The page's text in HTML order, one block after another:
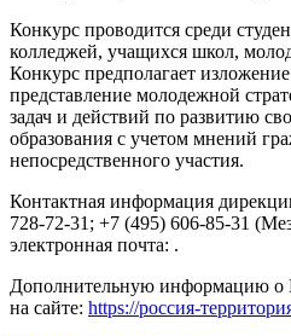
Конкурс проводится среди
колледжей, учащихся школ,
Конкурс предполагает
представление молодежной
задач и действий по развитию
образования с учетом мнений
непосредственного участия.
Контактная информация
728-72-31; +7 (495) 606-85-31
электронная почта: .
Дополнительную информацию о
на сайте: https://россия-